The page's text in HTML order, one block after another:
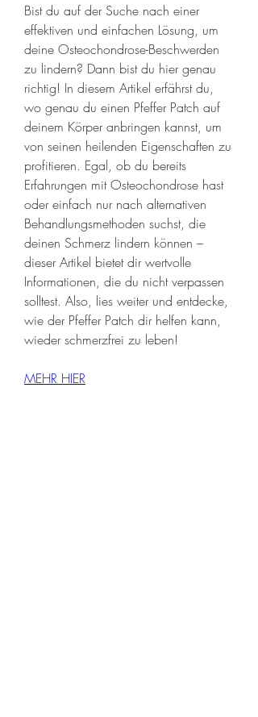
Bist du auf der Suche nach einer
effektiven und einfachen Lösung, um
deine Osteochondrose-Beschwerden
zu lindern? Dann bist du hier genau
richtig! In diesem Artikel erfährst du,
wo genau du einen Pfeffer Patch auf
deinem Körper anbringen kannst, um
von seinen heilenden Eigenschaften zu
profitieren. Egal, ob du bereits
Erfahrungen mit Osteochondrose hast
oder einfach nur nach alternativen
Behandlungsmethoden suchst, die
deinen Schmerz lindern können –
dieser Artikel bietet dir wertvolle
Informationen, die du nicht verpassen
solltest. Also, lies weiter und entdecke,
wie der Pfeffer Patch dir helfen kann,
wieder schmerzfrei zu leben!
MEHR HIER